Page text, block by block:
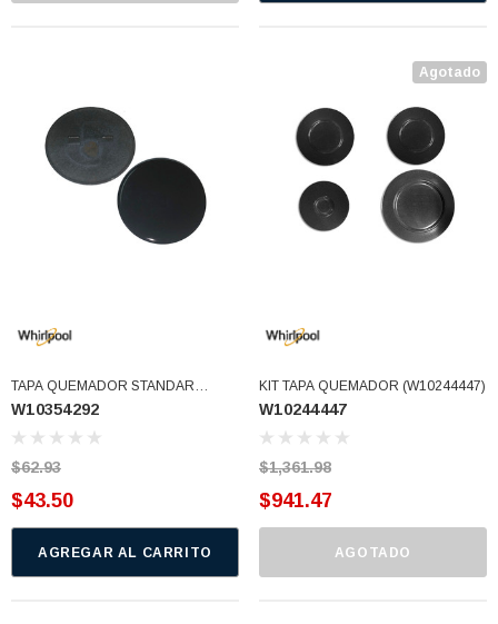
TAPA QUEMADOR STANDAR
SW10354292 (W10354292)
W10354292
$62.93
$43.50
AGREGAR AL CARRITO
Agotado
KIT TAPA QUEMADOR (W10244447)
W10244447
$1,361.98
$941.47
AGOTADO